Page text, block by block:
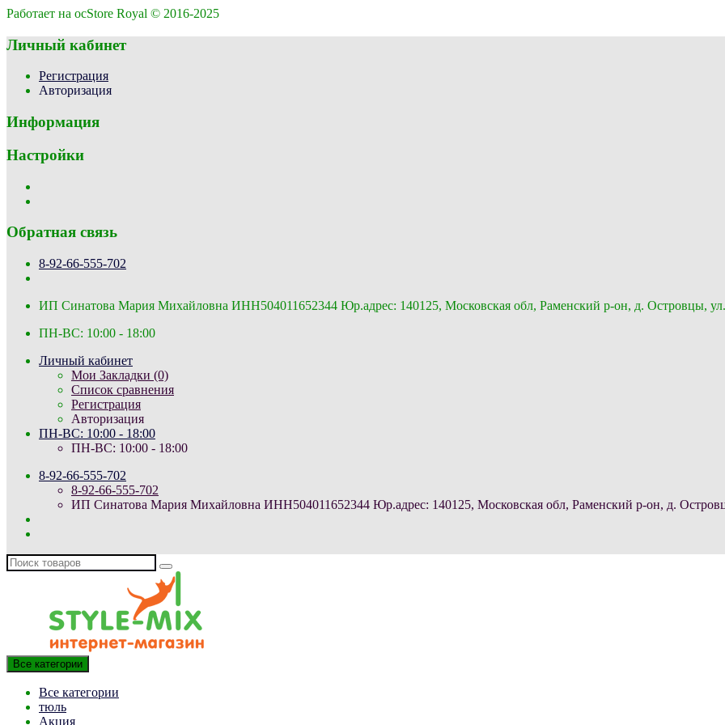
Работает на ocStore Royal © 2016-2025
Личный кабинет
Регистрация
Авторизация
Информация
Настройки
Обратная связь
8-92-66-555-702
ИП Синатова Мария Михайловна ИНН504011652344 Юр.адрес: 140125, Московская обл, Раменский р-он, д. Островцы,
ПН-ВС: 10:00 - 18:00
Личный кабинет
Мои Закладки (0)
Список сравнения
Регистрация
Авторизация
ПН-ВС: 10:00 - 18:00
ПН-ВС: 10:00 - 18:00
8-92-66-555-702
8-92-66-555-702
ИП Синатова Мария Михайловна ИНН504011652344 Юр.адрес: 140125, Московская обл, Раменский р-он, д.
Все категории
Все категории
тюль
Акция